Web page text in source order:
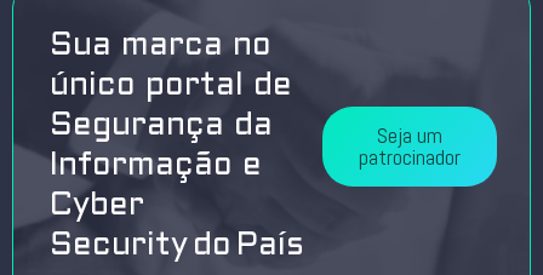
Sua marca no
único portal de
Segurança da
Informação e
Cyber
Security do País
Seja um
patrocinador